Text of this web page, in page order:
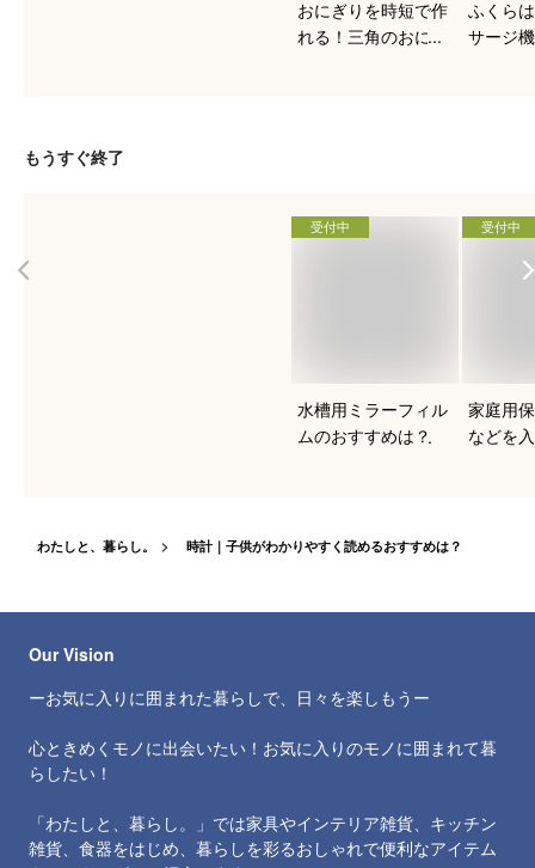
おにぎりを時短で作
れる！三角のおにぎ
ふくら
サージ
もうすぐ終了
受付中
水槽用ミラーフィル
ムのおすすめは？
受付中
家庭用
などを
わたしと、暮らし。 時計｜子供がわかりやすく読めるおすすめは？
Our Vision
ーお気に入りに囲まれた暮らしで、日々を楽しもうー
心ときめくモノに出会いたい！お気に入りのモノに囲まれて暮
らしたい！
「わたしと、暮らし。」では家具やインテリア雑貨、キッチン
雑貨、食器をはじめ、暮らしを彩るおしゃれで便利なアイテム